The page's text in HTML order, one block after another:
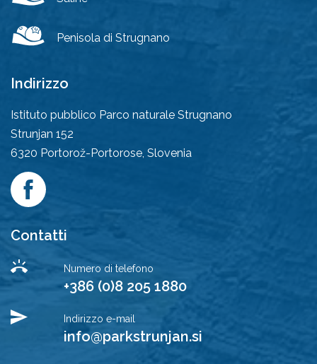
Penisola di Strugnano
Indirizzo
Istituto pubblico Parco naturale Strugnano
Strunjan 152
6320 Portorož-Portorose, Slovenia
Contatti
Numero di telefono
+386 (0)8 205 1880
Indirizzo e-mail
info@parkstrunjan.si